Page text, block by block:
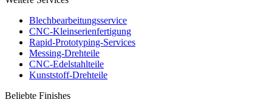
Blechbearbeitungsservice
CNC-Kleinserienfertigung
Rapid-Prototyping-Services
Messing-Drehteile
CNC-Edelstahlteile
Kunststoff-Drehteile
Beliebte Finishes